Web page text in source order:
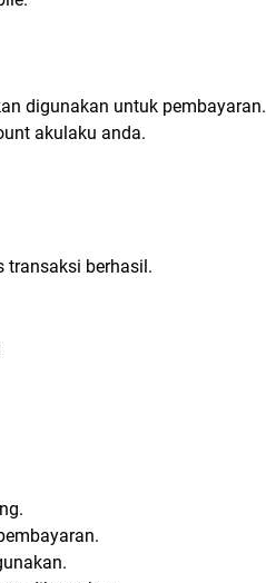
digunakan untuk pembayaran.
akulaku anda.
transaksi berhasil.